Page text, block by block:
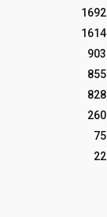
1692
1614
903
855
828
260
75
22